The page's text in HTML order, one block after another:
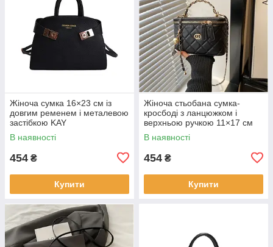
Жіноча сумка 16×23 см із
довгим ременем і металевою
застібкою KAY
В наявності
454 ₴
Купити
Жіноча стьобана сумка-
кросбоді з ланцюжком і
верхньою ручкою 11×17 см
KAY
В наявності
454 ₴
Купити